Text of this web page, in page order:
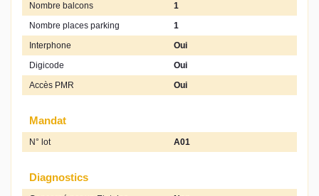
Nombre balcons
1
Nombre places parking
1
Interphone
Oui
Digicode
Oui
Accès PMR
Oui
Mandat
N° lot A01
Diagnostics